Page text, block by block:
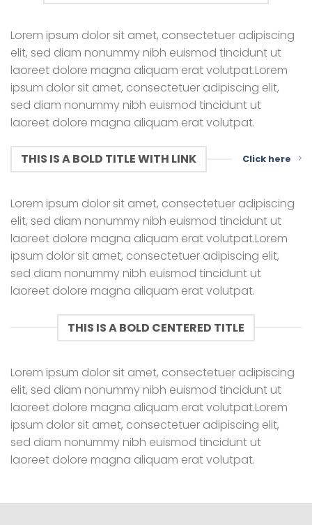
Lorem ipsum dolor sit amet, consectetuer adipiscing
elit, sed diam nonummy nibh euismod tincidunt ut
laoreet dolore magna aliquam erat volutpat.Lorem
ipsum dolor sit amet, consectetuer adipiscing elit,
sed diam nonummy nibh euismod tincidunt ut
laoreet dolore magna aliquam erat volutpat.
THIS IS A BOLD TITLE WITH LINK Click here
Lorem ipsum dolor sit amet, consectetuer adipiscing
elit, sed diam nonummy nibh euismod tincidunt ut
laoreet dolore magna aliquam erat volutpat.Lorem
ipsum dolor sit amet, consectetuer adipiscing elit,
sed diam nonummy nibh euismod tincidunt ut
laoreet dolore magna aliquam erat volutpat.
THIS IS A BOLD CENTERED TITLE
Lorem ipsum dolor sit amet, consectetuer adipiscing
elit, sed diam nonummy nibh euismod tincidunt ut
laoreet dolore magna aliquam erat volutpat.Lorem
ipsum dolor sit amet, consectetuer adipiscing elit,
sed diam nonummy nibh euismod tincidunt ut
laoreet dolore magna aliquam erat volutpat.